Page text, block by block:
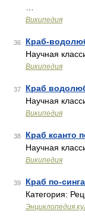
Википедия
36 Краб-
Научная
Википедия
37 Краб
Научная
Википедия
38 Краб ксанто
Научная
Википедия
39 Краб по-
Категория:
Энциклопедия